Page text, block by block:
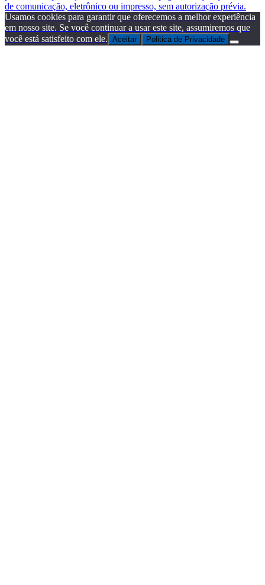
de comunicação, eletrônico ou impresso, sem autorização prévia.
Usamos cookies para garantir que oferecemos a melhor experiência
em nosso site. Se você continuar a usar este site, assumiremos que
você está satisfeito com ele. Aceitar Politica de Privacidade